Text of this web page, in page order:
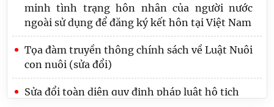
minh tình trạng hôn nhân của người nước
ngoài sử dụng để đăng ký kết hôn tại Việt Nam
Tọa đàm truyền thông chính sách về Luật Nuôi
con nuôi (sửa đổi)
Sửa đổi toàn diện quy định pháp luật hộ tịch